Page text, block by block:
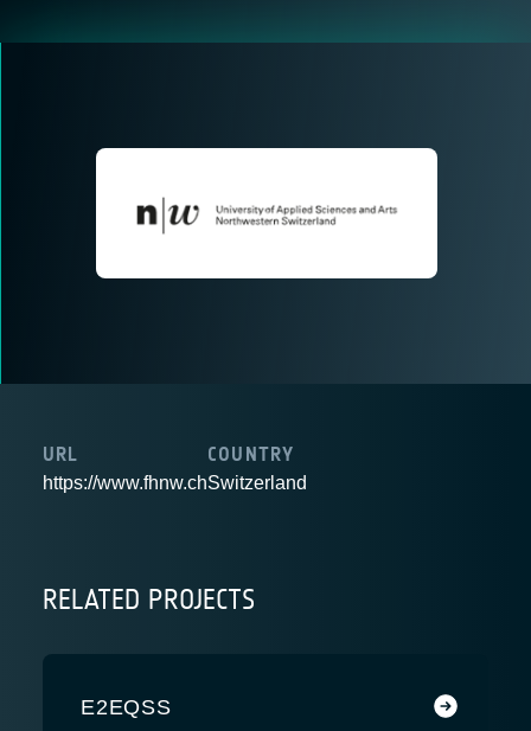
URL
https://www.fhnw.ch
COUNTRY
Switzerland
RELATED PROJECTS
E2EQSS